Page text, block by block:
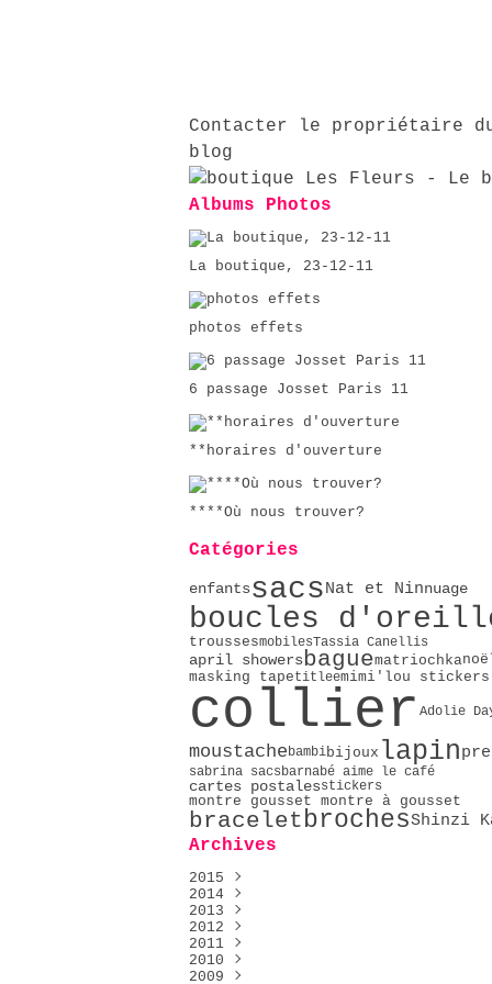
Contacter le propriétaire
blog
Albums Photos
La boutique, 23-12-11
photos effets
6 passage Josset Paris 11
**horaires d'ouverture
****Où nous trouver?
Catégories
enfantssacsNat et Ninnuage
boucles
troussesmobilesTassia Canellis
april showersbaguematriochka
masking tapetitleemimi'lou stickers
collier Adolie
moustachebambibijoux lapin
sabrina sacsbarnabé aime le café
cartes postalesstickers
montre gousset montre à gousset
braceletbrochesShinzi
Archives
2015
Décembre
Mai(2)
Avril
Février
Janvier
2014
Décembre
Novembre
Octobre
Septembre
Août
2013
Décembre
Novembre
Octobre
Septembre
2012
Décembre
Novembre
Octobre
2011
Décembre
Novembre
2010
Décembre
2009